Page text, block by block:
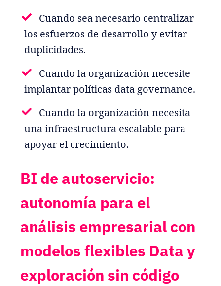
Cuando sea necesario centralizar
los esfuerzos de desarrollo y evitar
duplicidades.
Cuando la organización necesite
implantar políticas data governance.
Cuando la organización necesita
una infraestructura escalable para
apoyar el crecimiento.
BI de autoservicio:
autonomía para el
análisis empresarial con
modelos flexibles Data y
exploración sin código